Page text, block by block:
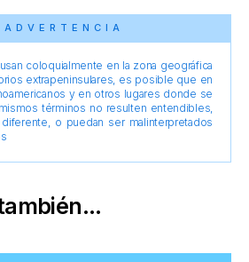
ADVERTENCIA
coloquialmente en la zona geográfica
extrapeninsulares, es posible que en
y en otros lugares donde se
términos no resulten entendibles,
o puedan ser malinterpretados